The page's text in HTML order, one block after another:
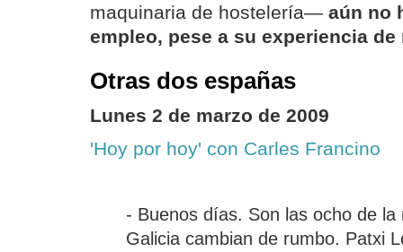
maquinaria de hostelería— aún no
empleo, pese a su experiencia de
Otras dos españas
Lunes 2 de marzo de 2009
'Hoy por hoy' con Carles Francino
- Buenos días. Son las ocho de la
Galicia cambian de rumbo. Patxi